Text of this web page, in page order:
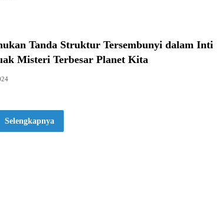
Tanda Struktur Tersembunyi dalam Inti
Misteri Terbesar Planet Kita
Selengkapnya